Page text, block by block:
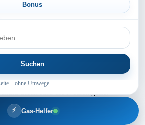
erwartetMillionen von
Preisschock. Die
GAS | Theme Marsh Blog by
⚡ Gas-Helfer
Bonus
Suchen
– ohne Umwege.